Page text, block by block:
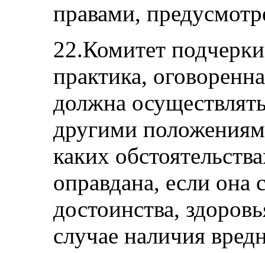
правами,
22.Комитет
практика,
должна
другими
каких
оправдана, если она
достоинства,
случае наличия